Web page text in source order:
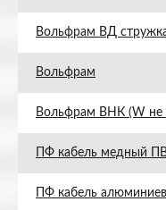
Вольфрам ВД
Вольфрам
Вольфрам ВНК (W не
ПФ кабель медный
ПФ кабель